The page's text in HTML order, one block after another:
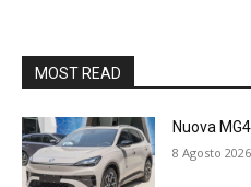
MOST READ
Nuova
8 Agosto 2026